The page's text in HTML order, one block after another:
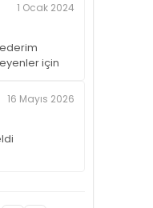
1 Ocak 2024
için
16 Mayıs 2026